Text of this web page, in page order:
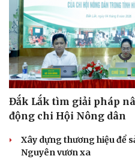
Đắk Lắk tìm giải pháp
động chi Hội Nông dân
Xây dựng thương hiệu để
Nguyên vươn xa